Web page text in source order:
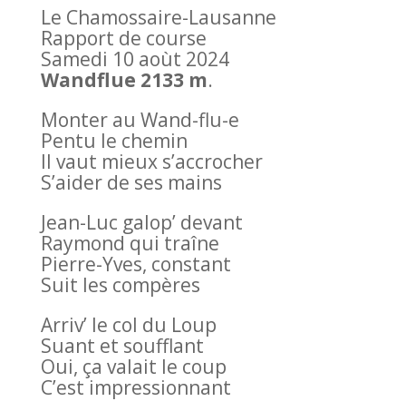
Le Chamossaire-Lausanne
Rapport de course
Samedi 10 aoùt 2024
Wandflue 2133 m.
Monter au Wand-flu-e
Pentu le chemin
Il vaut mieux s’accrocher
S’aider de ses mains
Jean-Luc galop’ devant
Raymond qui traîne
Pierre-Yves, constant
Suit les compères
Arriv’ le col du Loup
Suant et soufflant
Oui, ça valait le coup
C’est impressionnant